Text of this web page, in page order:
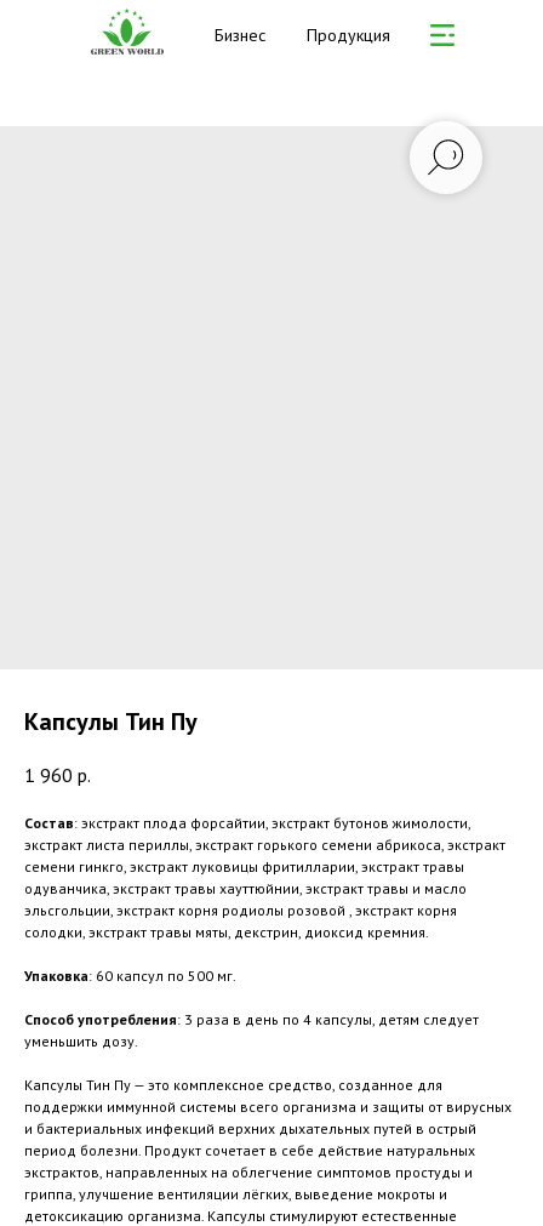
Бизнес Продукция
Капсулы Тин Пу
1 960 р.
Состав: экстракт плода форсайтии, экстракт бутонов жимолости,
экстракт листа периллы, экстракт горького семени абрикоса, экстракт
семени гинкго, экстракт луковицы фритилларии, экстракт травы
одуванчика, экстракт травы хауттюйнии, экстракт травы и масло
эльсгольции, экстракт корня родиолы розовой , экстракт корня
солодки, экстракт травы мяты, декстрин, диоксид кремния.
Упаковка: 60 капсул по 500 мг.
Способ употребления: 3 раза в день по 4 капсулы, детям следует
уменьшить дозу.
Капсулы Тин Пу — это комплексное средство, созданное для
поддержки иммунной системы всего организма и защиты от вирусных
и бактериальных инфекций верхних дыхательных путей в острый
период болезни. Продукт сочетает в себе действие натуральных
экстрактов, направленных на облегчение симптомов простуды и
гриппа, улучшение вентиляции лёгких, выведение мокроты и
детоксикацию организма. Капсулы стимулируют естественные